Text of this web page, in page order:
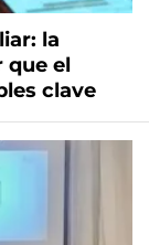
la
que el
clave